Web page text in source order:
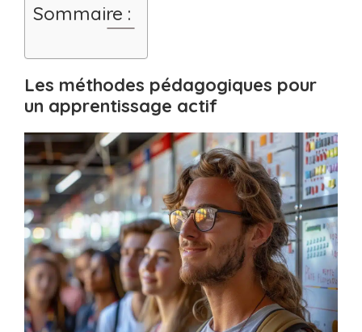
Sommaire :
Les méthodes pédagogiques pour
un apprentissage actif